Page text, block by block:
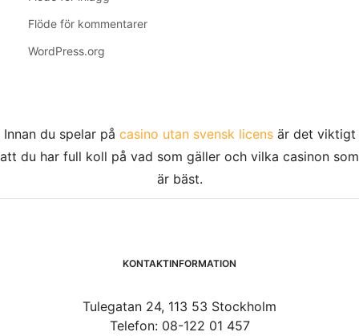
Flöde för kommentarer
WordPress.org
Innan du spelar på casino utan svensk licensär det viktigt
att du har full koll på vad som gäller och vilka casinon som
är bäst.
KONTAKTINFORMATION
Tulegatan 24, 113 53 Stockholm
Telefon: 08-122 01 457